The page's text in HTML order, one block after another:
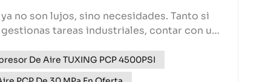
العربية
no son lujos, sino necesidades. Tanto si
tareas industriales, contar con una
De Aire TUXING PCP 4500PSI